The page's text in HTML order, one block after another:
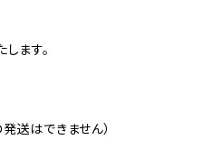
ます。
送はできません）